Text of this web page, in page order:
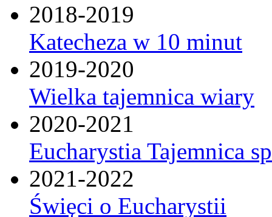
2018-2019
Katecheza w 10 minut
2019-2020
Wielka tajemnica wiary
2020-2021
Eucharystia Tajemnica
2021-2022
Święci o Eucharystii